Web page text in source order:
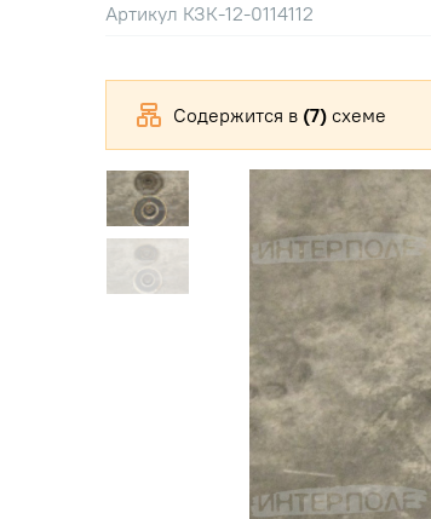
Артикул КЗК-12-0114112
Содержится в (7) схеме